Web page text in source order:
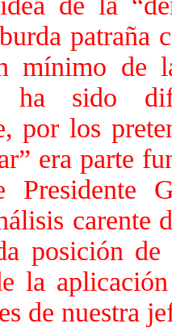
patraña
mínimo de
ha sido
por los
era parte
Presidente
carente
posición de
la
de nuestra